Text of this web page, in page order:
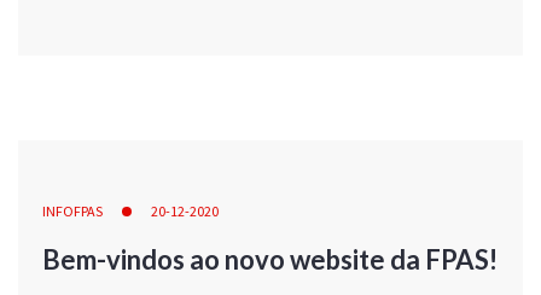
INFOFPAS 20-12-2020
Bem-vindos ao novo website da FPAS!